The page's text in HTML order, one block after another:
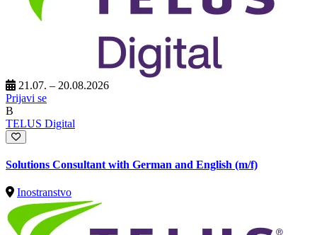
21.07. – 20.08.2026
Prijavi se
B
TELUS Digital
Solutions Consultant with German and English (m/f)
Inostranstvo